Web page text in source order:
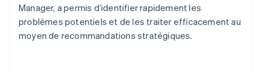
Manager, a permis d’identifier rapidement les
problèmes potentiels et de les traiter efficacement au
moyen de recommandations stratégiques.